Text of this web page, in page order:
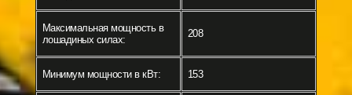
Максимальная мощность в
лошадиных силах:
208
Минимум мощности в кВт: 153